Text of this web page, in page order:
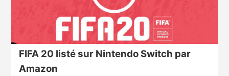
FIFA 20 listé sur Nintendo Switch par
Amazon